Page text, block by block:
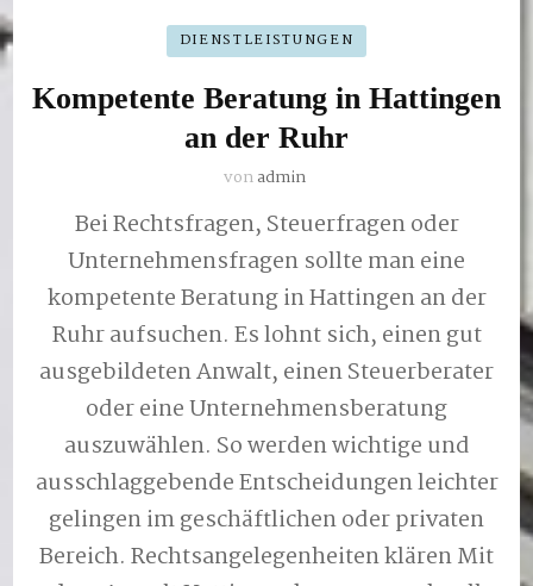
DIENSTLEISTUNGEN
Kompetente Beratung in Hattingen
an der Ruhr
vonadmin
Bei Rechtsfragen, Steuerfragen oder
Unternehmensfragen sollte man eine
kompetente Beratung in Hattingen an der
Ruhr aufsuchen. Es lohnt sich, einen gut
ausgebildeten Anwalt, einen Steuerberater
oder eine Unternehmensberatung
auszuwählen. So werden wichtige und
ausschlaggebende Entscheidungen leichter
gelingen im geschäftlichen oder privaten
Bereich. Rechtsangelegenheiten klären Mit